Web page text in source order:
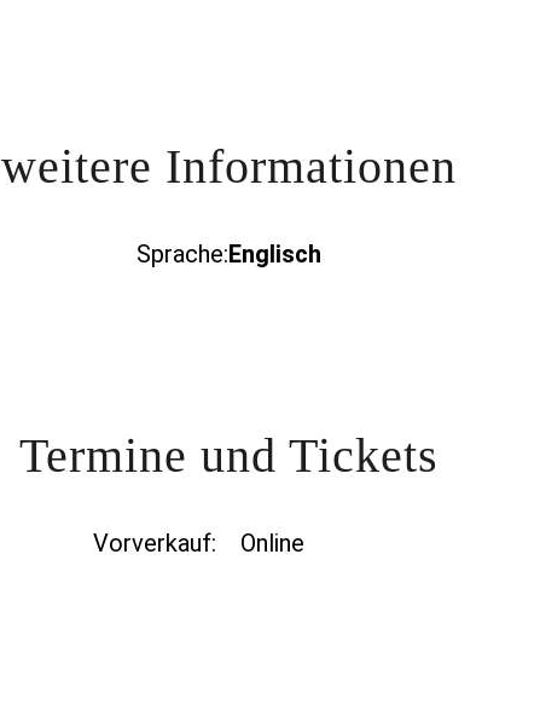
weitere Informationen
Sprache:Englisch
Termine und Tickets
Vorverkauf: Online